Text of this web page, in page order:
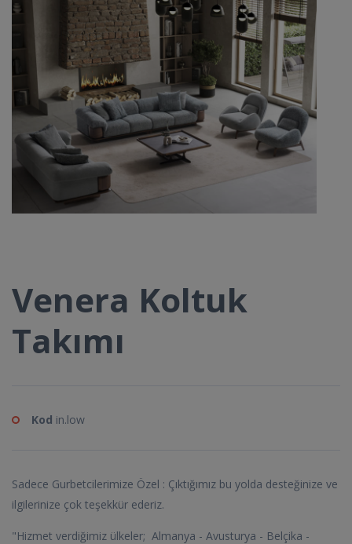
Venera Koltuk
Takımı
Kod in.low
Sadece Gurbetcilerimize Özel : Çıktığımız bu yolda desteğinize ve
ilgilerinize çok teşekkür ederiz.
"Hizmet verdiğimiz ülkeler; Almanya - Avusturya - Belçika -